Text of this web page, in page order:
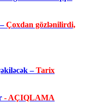
Çoxdan gözlənilirdi,
–Tarix
- AÇIQLAMA